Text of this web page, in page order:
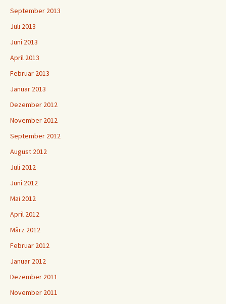
September 2013
Juli 2013
Juni 2013
April 2013
Februar 2013
Januar 2013
Dezember 2012
November 2012
September 2012
August 2012
Juli 2012
Juni 2012
Mai 2012
April 2012
März 2012
Februar 2012
Januar 2012
Dezember 2011
November 2011